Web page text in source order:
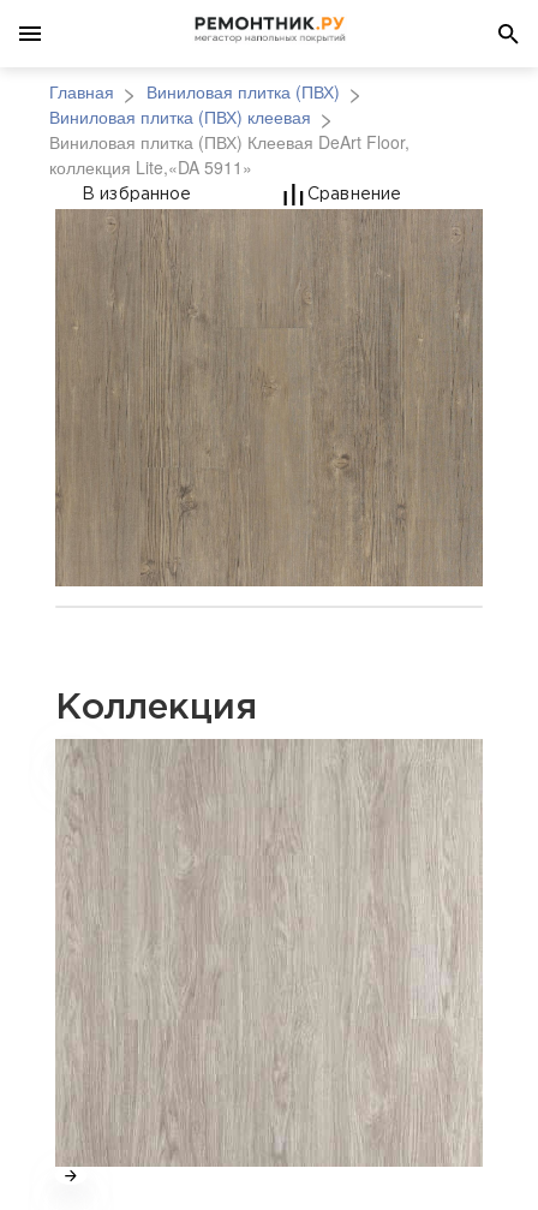
Главная
Виниловая плитка (ПВХ)
Виниловая плитка (ПВХ) клеевая
Виниловая плитка (ПВХ) Клеевая DeArt Floor,
коллекция Lite,«DA 5911»
Виниловая плитка
В избранное Сравнение
Коллекция